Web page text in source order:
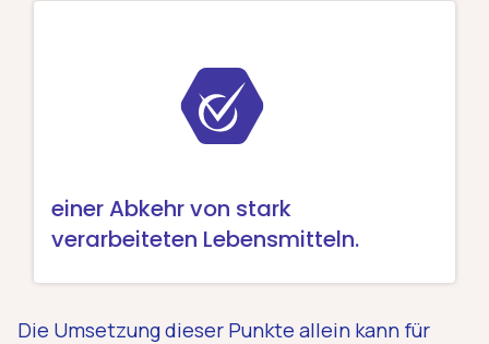
einer Abkehr von stark
verarbeiteten Lebensmitteln.
Die Umsetzung dieser Punkte allein kann für